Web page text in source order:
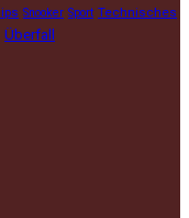
Snooker Sport Technisches
Überfall